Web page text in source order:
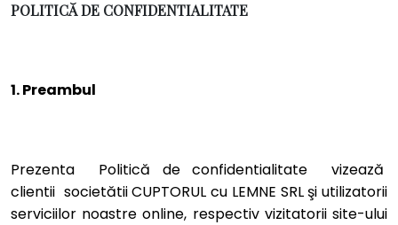
POLITICĂ DE CONFIDENTIALITATE
1. Preambul
Prezenta Politică de confidentialitate vizează
clientii societătii CUPTORUL cu LEMNE SRL şi utilizatorii
serviciilor noastre online, respectiv vizitatorii site-ului